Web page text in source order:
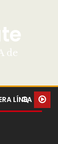
de
LÍNEA